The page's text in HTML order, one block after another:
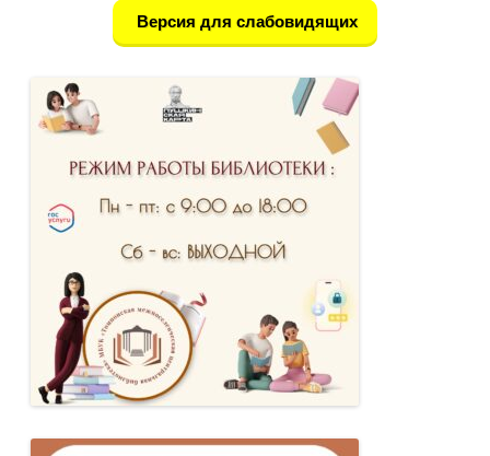
Версия для слабовидящих